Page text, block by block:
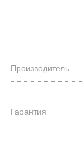
Производитель
Гарантия